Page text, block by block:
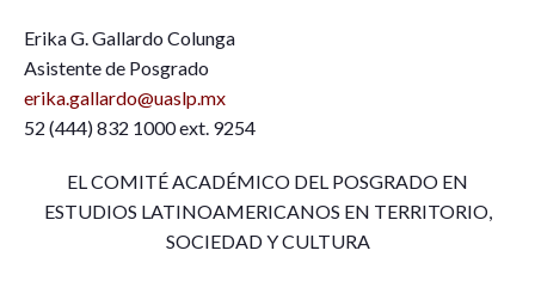
Erika G. Gallardo Colunga
Asistente de Posgrado
erika.gallardo@uaslp.mx
52 (444) 832 1000 ext. 9254
EL COMITÉ ACADÉMICO DEL POSGRADO EN
ESTUDIOS LATINOAMERICANOS EN TERRITORIO,
SOCIEDAD Y CULTURA